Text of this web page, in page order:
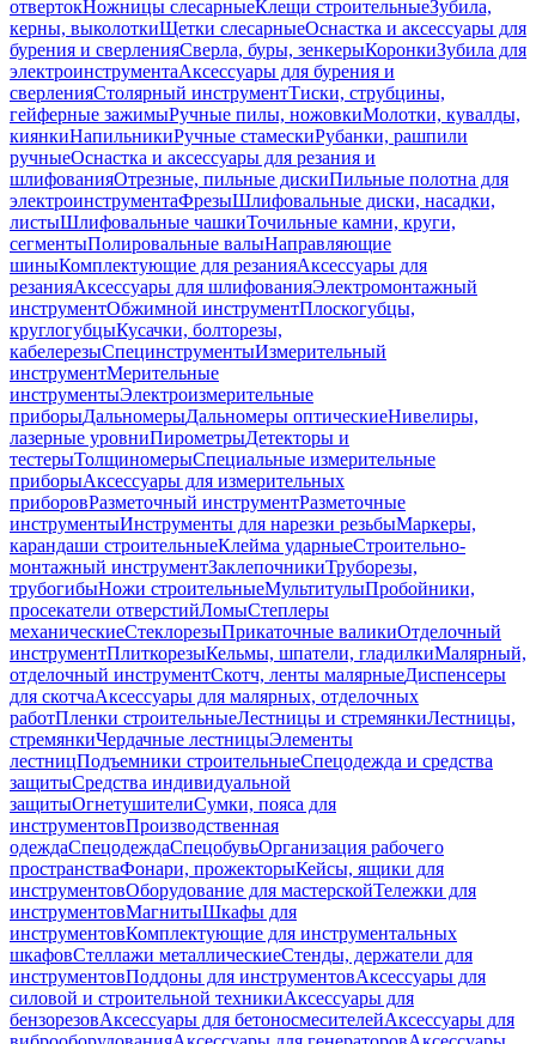
отвертокНожницы слесарныеКлещи строительныеЗубила,
керны, выколоткиЩетки слесарныеОснастка и аксессуары для
бурения и сверленияСверла, буры, зенкерыКоронкиЗубила для
электроинструментаАксессуары для бурения и
сверленияСтолярный инструментТиски, струбцины,
гейферные зажимыРучные пилы, ножовкиМолотки, кувалды,
киянкиНапильникиРучные стамескиРубанки, рашпили
ручныеОснастка и аксессуары для резания и
шлифованияОтрезные, пильные дискиПильные полотна для
электроинструментаФрезыШлифовальные диски, насадки,
листыШлифовальные чашкиТочильные камни, круги,
сегментыПолировальные валыНаправляющие
шиныКомплектующие для резанияАксессуары для
резанияАксессуары для шлифованияЭлектромонтажный
инструментОбжимной инструментПлоскогубцы,
круглогубцыКусачки, болторезы,
кабелерезыСпецинструментыИзмерительный
инструментМерительные
инструментыЭлектроизмерительные
приборыДальномерыДальномеры оптическиеНивелиры,
лазерные уровниПирометрыДетекторы и
тестерыТолщиномерыСпециальные измерительные
приборыАксессуары для измерительных
приборовРазметочный инструментРазметочные
инструментыИнструменты для нарезки резьбыМаркеры,
карандаши строительныеКлейма ударныеСтроительно-
монтажный инструментЗаклепочникиТруборезы,
трубогибыНожи строительныеМультитулыПробойники,
просекатели отверстийЛомыСтеплеры
механическиеСтеклорезыПрикаточные валикиОтделочный
инструментПлиткорезыКельмы, шпатели, гладилкиМалярный,
отделочный инструментСкотч, ленты малярныеДиспенсеры
для скотчаАксессуары для малярных, отделочных
работПленки строительныеЛестницы и стремянкиЛестницы,
стремянкиЧердачные лестницыЭлементы
лестницПодъемники строительныеСпецодежда и средства
защитыСредства индивидуальной
защитыОгнетушителиСумки, пояса для
инструментовПроизводственная
одеждаСпецодеждаСпецобувьОрганизация рабочего
пространстваФонари, прожекторыКейсы, ящики для
инструментовОборудование для мастерскойТележки для
инструментовМагнитыШкафы для
инструментовКомплектующие для инструментальных
шкафовСтеллажи металлическиеСтенды, держатели для
инструментовПоддоны для инструментовАксессуары для
силовой и строительной техникиАксессуары для
бензорезовАксессуары для бетоносмесителейАксессуары для